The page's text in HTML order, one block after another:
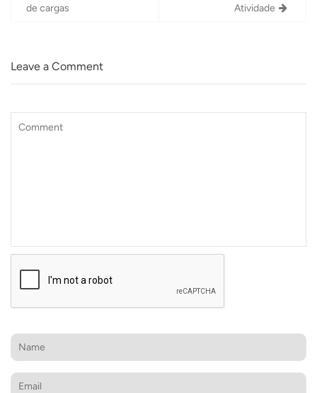
de cargas Atividade
Leave a Comment